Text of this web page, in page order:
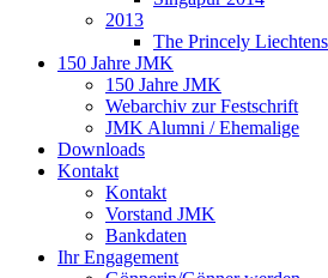
2013
The Princely
150 Jahre JMK
150 Jahre JMK
Webarchiv zur Festschrift
JMK Alumni / Ehemalige
Downloads
Kontakt
Kontakt
Vorstand JMK
Bankdaten
Ihr Engagement